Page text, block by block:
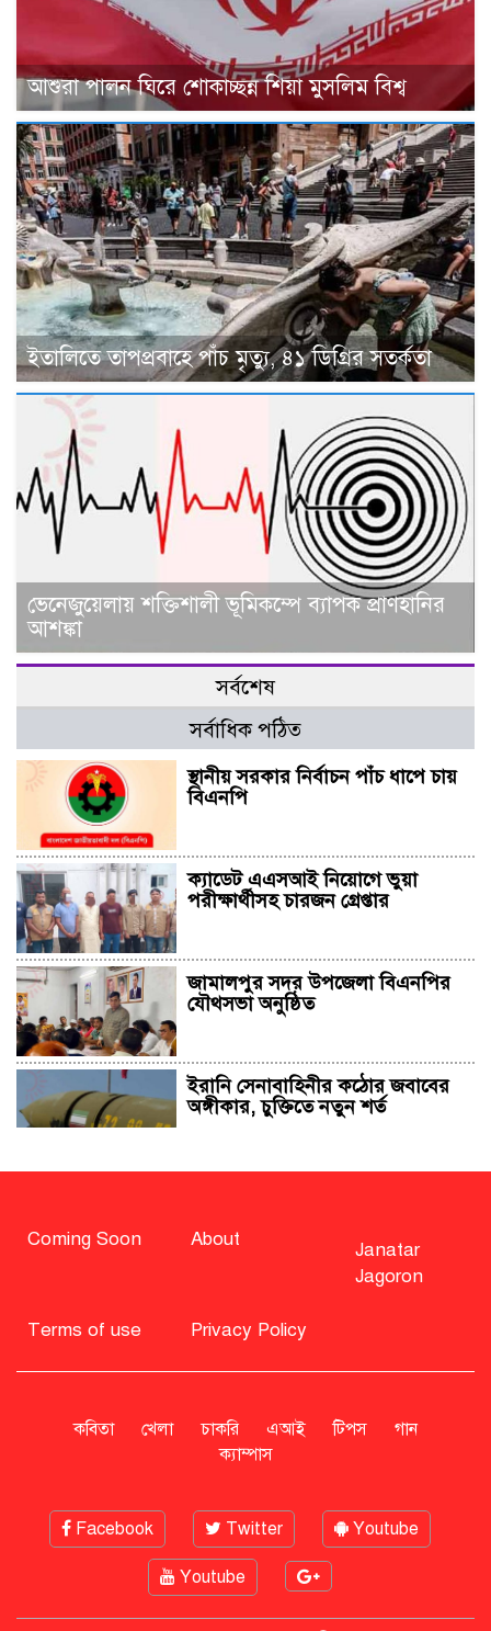
আশুরা পালন ঘিরে শোকাচ্ছন্ন শিয়া মুসলিম বিশ্ব
ইতালিতে তাপপ্রবাহে পাঁচ মৃত্যু, ৪১ ডিগ্রির সতর্কতা
ভেনেজুয়েলায় শক্তিশালী ভূমিকম্পে ব্যাপক প্রাণহানির
আশঙ্কা
সর্বশেষ
সর্বাধিক পঠিত
স্থানীয় সরকার নির্বাচন পাঁচ ধাপে চায়
বিএনপি
ক্যাডেট এএসআই নিয়োগে ভুয়া
পরীক্ষার্থীসহ চারজন গ্রেপ্তার
জামালপুর সদর উপজেলা বিএনপির
যৌথসভা অনুষ্ঠিত
ইরানি সেনাবাহিনীর কঠোর জবাবের
অঙ্গীকার, চুক্তিতে নতুন শর্ত
বিএনপি নিয়ে জামায়াতের মন্তব্যে
এনসিপি
সাহাবুদ্দিন
মশার কয়েল জ্বালাতে বিস্ফোরণে দগ্ধ
পোশাকশ্রমিক দম্পতি
Coming Soon About
Janatar
Jagoron
Terms of use Privacy Policy
কবিতা খেলা চাকরি এআই টিপস
গান
ক্যাম্পাস
Facebook Twitter Youtube
Youtube